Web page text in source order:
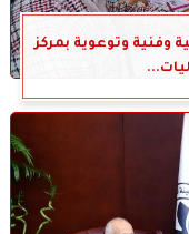
وفنية وتوعوية بمركز